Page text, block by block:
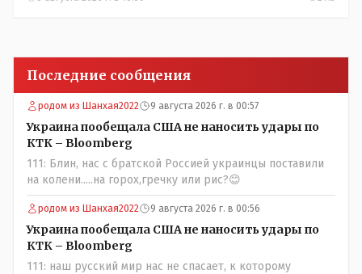
Последние сообщения
родом из Шанхая2022 9 августа 2026 г. в 00:57
Украина пообещала США не наносить удары по
КТК – Bloomberg
111: Блин, нас с братской Россией украинцы поставили
на колени.....на горох,гречку или рис?😊
родом из Шанхая2022 9 августа 2026 г. в 00:56
Украина пообещала США не наносить удары по
КТК – Bloomberg
111: наш русский мир нас не спасает, к которому